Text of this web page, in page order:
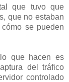
que tuvo que
que no estaban
se pueden
que hacen es
del tráfico
controlado